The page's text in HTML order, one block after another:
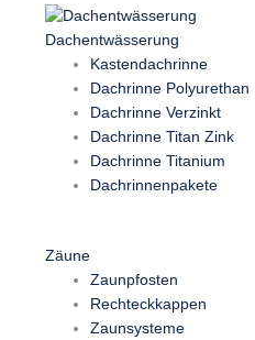
Dachentwässerung
Kastendachrinne
Dachrinne Polyurethan
Dachrinne Verzinkt
Dachrinne Titan Zink
Dachrinne Titanium
Dachrinnenpakete
Zäune
Zaunpfosten
Rechteckkappen
Zaunsysteme